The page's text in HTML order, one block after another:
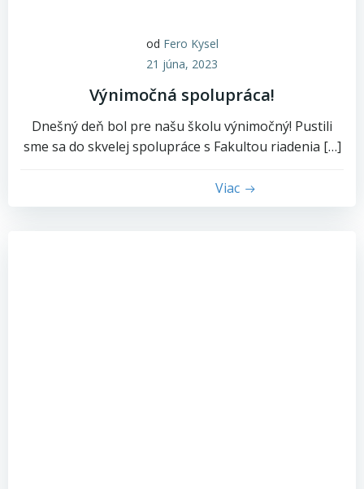
od Fero Kysel
21 júna, 2023
Výnimočná spolupráca!
Dnešný deň bol pre našu školu výnimočný! Pustili
sme sa do skvelej spolupráce s Fakultou riadenia […]
Viac